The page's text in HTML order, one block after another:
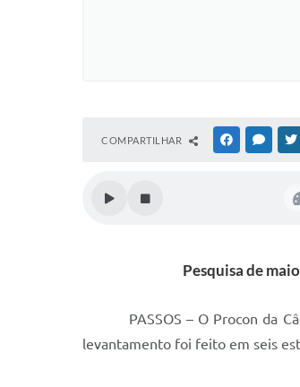
COMPARTILHAR FACEBOOK
Pesquisa de
PASSOS – O Procon da
levantamento foi feito em seis